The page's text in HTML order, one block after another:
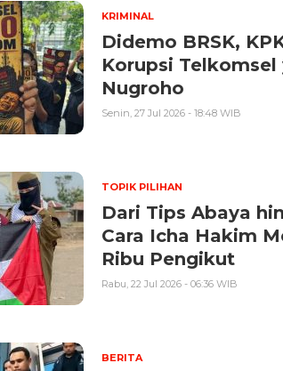
KRIMINAL
Didemo BRSK,
Korupsi
Nugroho
Senin, 27 Jul 2026 - 18:48 WIB
TOPIK PILIHAN
Dari Tips Abaya
Cara Icha Hakim
Ribu Pengikut
Rabu, 22 Jul 2026 - 06:36 WIB
BERITA